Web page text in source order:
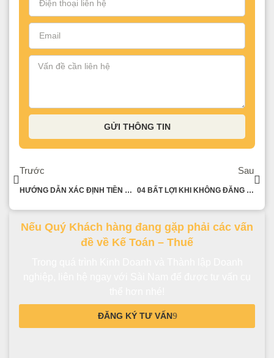
GỬI THÔNG TIN
Trước
HƯỚNG DẪN XÁC ĐỊNH TIỀN CHẬM NỘP TIỀN THUẾ
Sau
04 BẤT LỢI KHI KHÔNG ĐĂNG KÝ MÃ SỐ THUẾ CÁ NHÂN
Nếu Quý Khách hàng đang gặp phải các vấn
đề về Kế Toán – Thuế
ĐĂNG KÝ TƯ VẤN